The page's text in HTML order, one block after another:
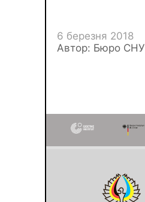
6 березня 2018
Автор: Бюро СНУ